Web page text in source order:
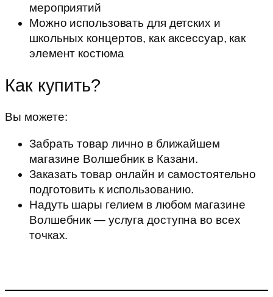
мероприятий
Можно использовать для детских и
школьных концертов, как аксессуар, как
элемент костюма
Как купить?
Вы можете:
Забрать товар лично в ближайшем
магазине Волшебник в Казани.
Заказать товар онлайн и самостоятельно
подготовить к использованию.
Надуть шары гелием в любом магазине
Волшебник — услуга доступна во всех
точках.